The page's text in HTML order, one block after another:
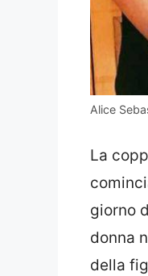
Alice
La
giorno
donna
della